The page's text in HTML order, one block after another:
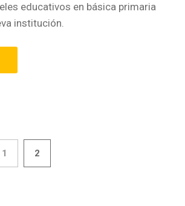
educativos en básica primaria
institución.
1 2